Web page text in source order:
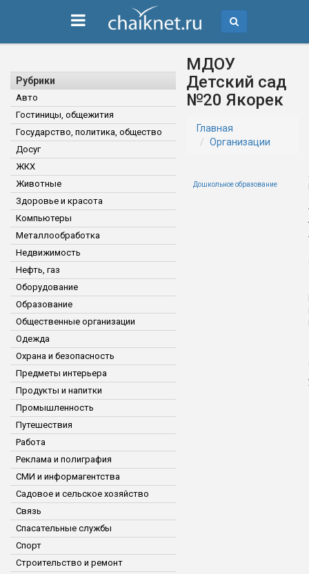
Рубрики
Авто
Гостиницы, общежития
Государство, политика, общество
Досуг
ЖКХ
Животные
Здоровье и красота
Компьютеры
Металлообработка
Недвижимость
Нефть, газ
Оборудование
Образование
Общественные организации
Одежда
Охрана и безопасность
Предметы интерьера
Продукты и напитки
Промышленность
Путешествия
Работа
Реклама и полиграфия
СМИ и информагентства
Садовое и сельское хозяйство
Связь
Спасательные службы
Спорт
Строительство и ремонт
МДОУ
Детский сад
№20 Якорек
Главная
Организации
Дошкольное образование